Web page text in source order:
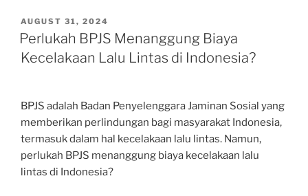
POSTED
ON
AUGUST 31, 2024
Perlukah BPJS Menanggung Biaya
Kecelakaan Lalu Lintas di Indonesia?
BPJS adalah Badan Penyelenggara Jaminan Sosial yang
memberikan perlindungan bagi masyarakat Indonesia,
termasuk dalam hal kecelakaan lalu lintas. Namun,
perlukah BPJS menanggung biaya kecelakaan lalu
lintas di Indonesia?